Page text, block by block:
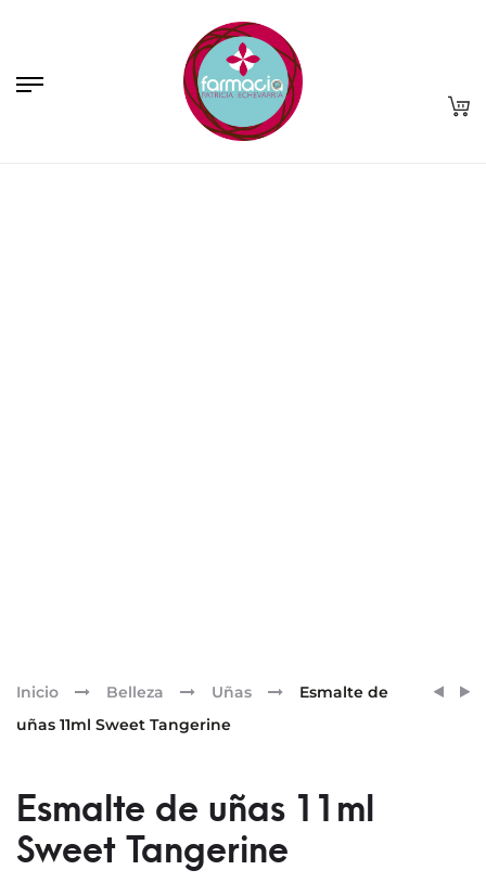
TOP
Inicio Belleza Uñas
Esmalte de
uñas 11ml Sweet Tangerine
Esmalte de uñas 11ml
Sweet Tangerine